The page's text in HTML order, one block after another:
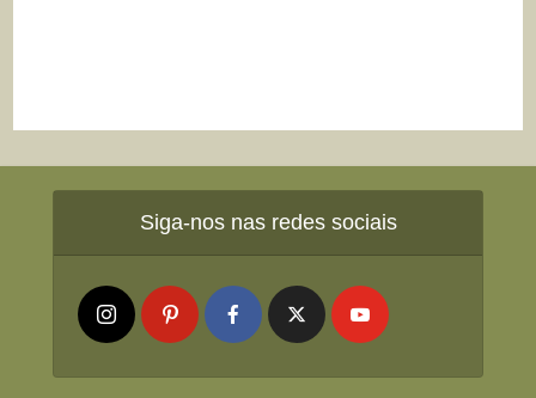
Siga-nos nas redes sociais